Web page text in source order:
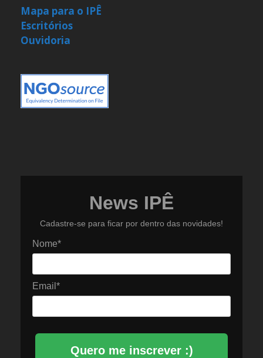
Mapa para o IPÊ
Escritórios
Ouvidoria
News IPÊ
Cadastre-se para ficar por dentro das novidades!
Nome*
Email*
Quero me inscrever :)